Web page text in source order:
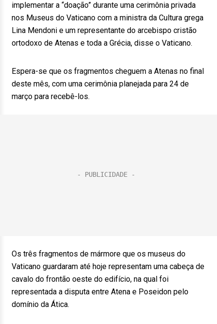
implementar a “doação” durante uma cerimônia privada
nos Museus do Vaticano com a ministra da Cultura grega
Lina Mendoni e um representante do arcebispo cristão
ortodoxo de Atenas e toda a Grécia, disse o Vaticano.
Espera-se que os fragmentos cheguem a Atenas no final
deste mês, com uma cerimônia planejada para 24 de
março para recebê-los.
Os três fragmentos de mármore que os museus do
Vaticano guardaram até hoje representam uma cabeça de
cavalo do frontão oeste do edifício, na qual foi
representada a disputa entre Atena e Poseidon pelo
domínio da Ática.